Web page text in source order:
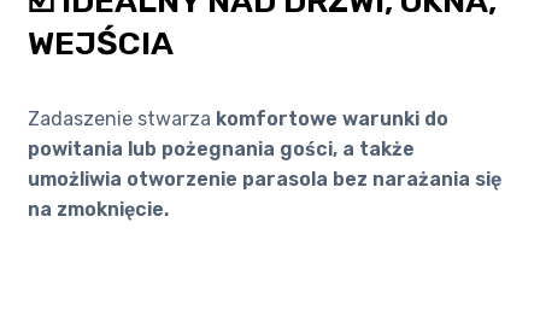
WEJŚCIA
Zadaszenie stwarza komfortowe warunki do
powitania lub pożegnania gości, a także
umożliwia otworzenie parasola bez narażania się
na zmoknięcie.